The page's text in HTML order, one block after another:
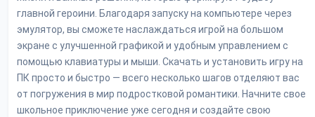
главной героини. Благодаря запуску на компьютере через
эмулятор, вы сможете наслаждаться игрой на большом
экране с улучшенной графикой и удобным управлением с
помощью клавиатуры и мыши. Скачать и установить игру на
ПК просто и быстро — всего несколько шагов отделяют вас
от погружения в мир подростковой романтики. Начните свое
школьное приключение уже сегодня и создайте свою